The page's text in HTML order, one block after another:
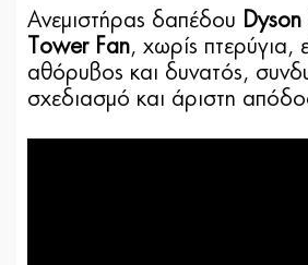
Ανεμιστήρας δαπέδου
Tower Fan, χωρίς πτερύγια,
αθόρυβος και δυνατός,
σχεδιασμό και άριστη